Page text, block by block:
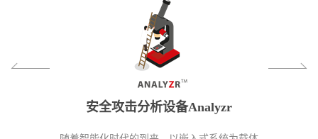
安全攻击分析设备Analyzr